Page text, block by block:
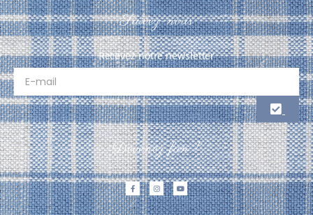
Suivez-nous
Recevez notre newsletter
Devenez fan !